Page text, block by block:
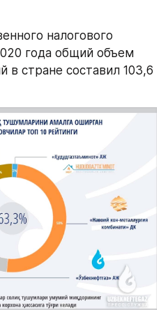
налогового
года общий объем
в стране составил 103,6